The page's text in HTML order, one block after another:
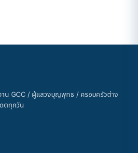
าน GCC / ผู้แสวงบุญพุทธ / ครอบครัวต่าง
ตทุกวัน